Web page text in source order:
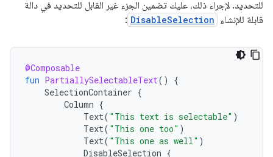
للتحديد. لإجراء ذلك، عليك تضمين الجزء غير القابل للتحديد في دالة
قابلة للإنشاء
DisableSelection
:
@Composable
fun PartiallySelectableText()
{
SelectionContainer {
Column {
Text( "This text is selectable" )
Text( "This one too" )
Text( "This one as well" )
DisableSelection {